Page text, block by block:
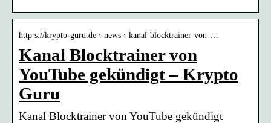
http s://krypto-guru.de › news › kanal-blocktrainer-von-…
Kanal Blocktrainer von
YouTube gekündigt – Krypto
Guru
Kanal Blocktrainer von YouTube gekündigt